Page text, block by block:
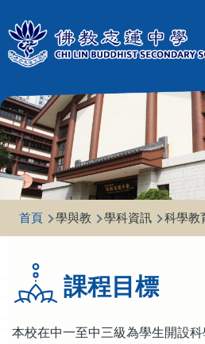
生
涯
劃
家
校
作
校
友
圖
書
導
航
連
結
首頁 學與教 學科資訊 科學教
課程目標
本校在中一至中三級為學生開設